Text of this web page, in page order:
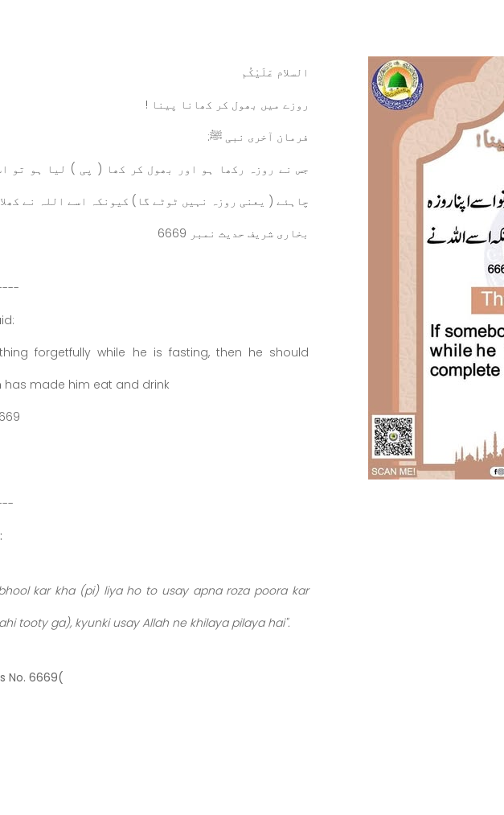
السلام عَلَيْكُم
روزے میں بھول کر کھانا پینا !
فرمان آخری نبی ﷺ:
جس نے روزہ رکھا ہو اور بھول کر کھا ( پی ) لیا ہو تو
چاہئے ( یعنی روزہ نہیں ٹوٹے گا) کیونکہ اسے اللہ نے
بخاری شریف حدیث نمبر 6669
The Holy Prophet(PBUH) said:
forgetfully while he is fasting, then he should
has made him eat and drink
Farmaan-e-Aakhiri Nabi ﷺ:
lena chahiye (yaani roza nahi tooty ga), kyunki usay Allah ne khilaya pilaya hai."
(Bukhari Shareef, Hadees No. 6669)